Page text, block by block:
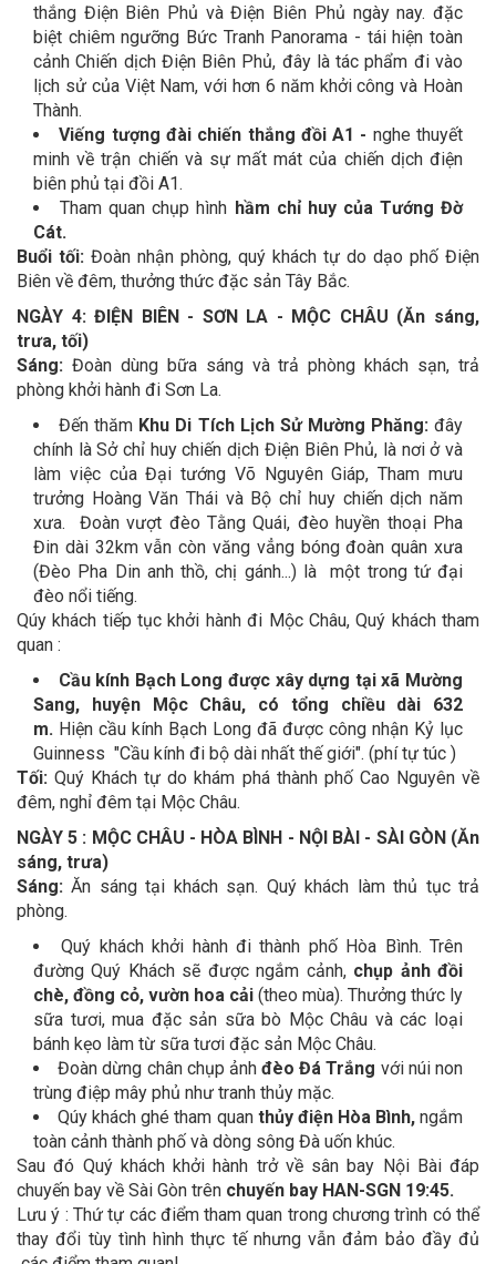
thắng Điện Biên Phủ và Điện Biên Phủ ngày nay. đặc
biệt chiêm ngưỡng Bức Tranh Panorama - tái hiện toàn
cảnh Chiến dịch Điện Biên Phủ, đây là tác phẩm đi vào
lịch sử của Việt Nam, với hơn 6 năm khởi công và Hoàn
Thành.
Viếng tượng đài chiến thắng đồi A1 - nghe thuyết
minh về trận chiến và sự mất mát của chiến dịch điện
biên phủ tại đồi A1.
Tham quan chụp hình hầm chỉ huy của Tướng Đờ
Cát.
Buổi tối: Đoàn nhận phòng, quý khách tự do dạo phố Điện
Biên về đêm, thưởng thức đặc sản Tây Bắc.
NGÀY 4: ĐIỆN BIÊN - SƠN LA - MỘC CHÂU (Ăn sáng,
trưa, tối)
Sáng: Đoàn dùng bữa sáng và trả phòng khách sạn, trả
phòng khởi hành đi Sơn La.
Đến thăm Khu Di Tích Lịch Sử Mường Phăng:đây
chính là Sở chỉ huy chiến dịch Điện Biên Phủ, là nơi ở và
làm việc của Đại tướng Võ Nguyên Giáp, Tham mưu
trưởng Hoàng Văn Thái và Bộ chỉ huy chiến dịch năm
xưa. Đoàn vượt đèo Tằng Quái, đèo huyền thoại Pha
Đin dài 32km vẫn còn văng vẳng bóng đoàn quân xưa
(Đèo Pha Din anh thồ, chị gánh...) là một trong tứ đại
đèo nổi tiếng.
Qúy khách tiếp tục khởi hành đi Mộc Châu, Quý khách tham
quan :
Cầu kính Bạch Long được xây dựng tại xã Mường
Sang, huyện Mộc Châu, có tổng chiều dài 632
m. Hiện cầu kính Bạch Long đã được công nhận Kỷ lục
Guinness "Cầu kính đi bộ dài nhất thế giới". (phí tự túc )
Tối:Quý Khách tự do khám phá thành phố Cao Nguyên về
đêm, nghỉ đêm tại Mộc Châu.
NGÀY 5 : MỘC CHÂU - HÒA BÌNH - NỘI BÀI - SÀI GÒN (Ăn
sáng, trưa)
Sáng:Ăn sáng tại khách sạn. Quý khách làm thủ tục trả
phòng.
Quý khách khởi hành đi thành phố Hòa Bình. Trên
đường Quý Khách sẽ được ngắm cảnh,chụp ảnh đồi
chè, đồng cỏ, vườn hoa cải (theo mùa). Thưởng thức ly
sữa tươi, mua đặc sản sữa bò Mộc Châu và các loại
bánh kẹo làm từ sữa tươi đặc sản Mộc Châu.
Đoàn dừng chân chụp ảnhđèo Đá Trắng với núi non
trùng điệp mây phủ như tranh thủy mặc.
Qúy khách ghé tham quanthủy điện Hòa Bình,ngắm
toàn cảnh thành phố và dòng sông Đà uốn khúc.
Sau đó Quý khách khởi hành trở về sân bay Nội Bài đáp
chuyến bay về Sài Gòn trên chuyến bay HAN-SGN 19:45.
Lưu ý : Thứ tự các điểm tham quan trong chương trình có thể
thay đổi tùy tình hình thực tế nhưng vẫn đảm bảo đầy đủ